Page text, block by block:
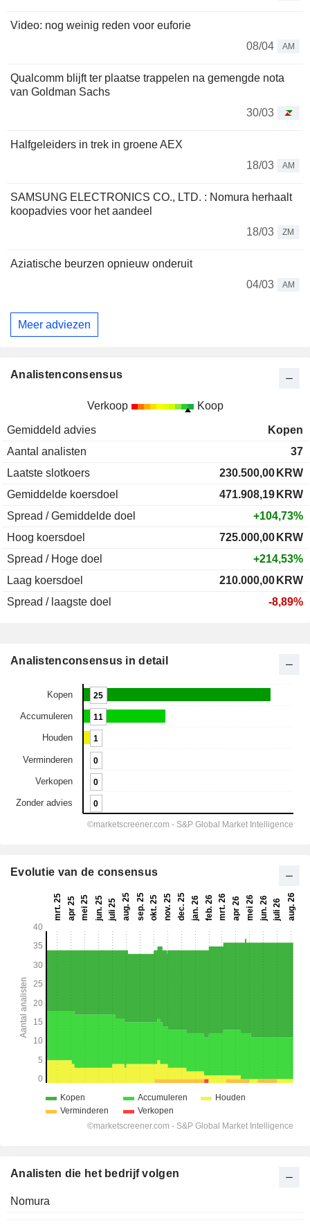
Video: nog weinig reden voor euforie
08/04
AM
Qualcomm blijft ter plaatse trappelen na gemengde nota
van Goldman Sachs
30/03
Halfgeleiders in trek in groene AEX
18/03
AM
SAMSUNG ELECTRONICS CO., LTD. : Nomura herhaalt
koopadvies voor het aandeel
18/03
ZM
Aziatische beurzen opnieuw onderuit
04/03
AM
Meer adviezen
Analistenconsensus
Verkoop Koop
Gemiddeld advies
Kopen
Aantal analisten
37
Laatste slotkoers
230.500,00 KRW
Gemiddelde koersdoel
471.908,19 KRW
Spread / Gemiddelde doel
+104,73%
Hoog koersdoel
725.000,00 KRW
Spread / Hoge doel
+214,53%
Laag koersdoel
210.000,00 KRW
Spread / laagste doel
-8,89%
Analistenconsensus in detail
Evolutie van de consensus
Analisten die het bedrijf volgen
Nomura